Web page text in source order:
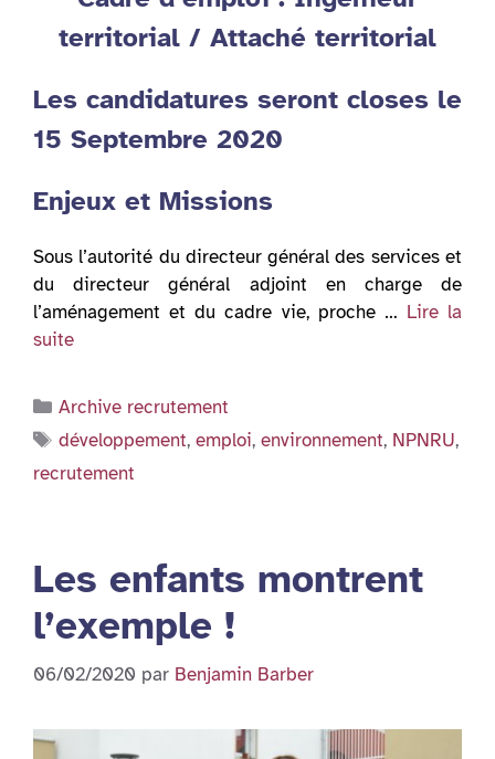
territorial / Attaché territorial
Les candidatures seront closes le
15 Septembre 2020
Enjeux et Missions
Sous l’autorité du directeur général des services et
du directeur général adjoint en charge de
l’aménagement et du cadre vie, proche … Lire la
suite
Catégories
Archive recrutement
Étiquettes
développement,emploi,environnement, NPNRU,
recrutement
Les enfants montrent
l’exemple !
06/02/2020 par Benjamin Barber